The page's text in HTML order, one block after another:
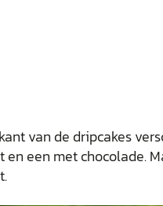
van de dripcakes
en een met chocolade.